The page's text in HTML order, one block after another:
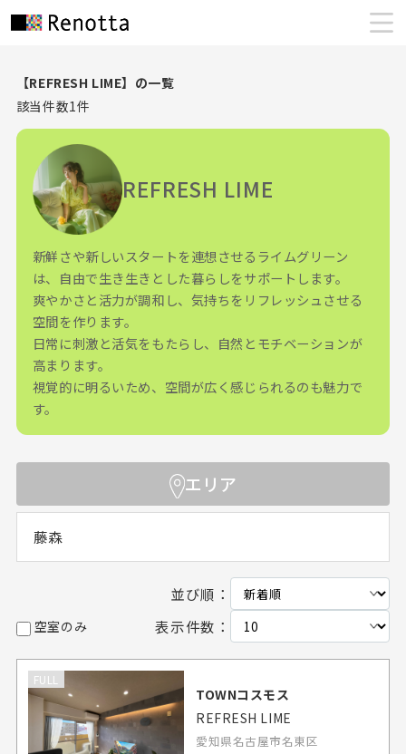
【REFRESH LIME】の一覧
該当件数1件
REFRESH LIME
新鮮さや新しいスタートを連想させるライムグリーン
は、自由で生き生きとした暮らしをサポートします。
爽やかさと活力が調和し、気持ちをリフレッシュさせる
空間を作ります。
日常に刺激と活気をもたらし、自然とモチベーションが
高まります。
視覚的に明るいため、空間が広く感じられるのも魅力で
す。
エリア
藤森
並び順：
空室のみ 表示件数：
FULL
TOWNコスモス
REFRESH LIME
愛知県名古屋市名東区